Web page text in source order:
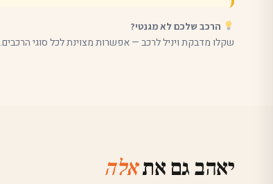
הרכב שלכם לא מגנטי?
שקלו מדבקת ויניל לרכב — אפשרות מצוינת לכל סוגי הרכבים.
יאהב גם אתאלה